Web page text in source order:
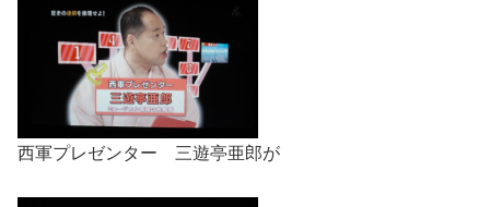
西軍プレゼンター 三遊亭亜郎が